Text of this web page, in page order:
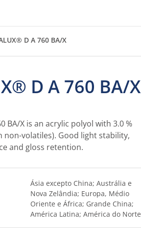
D A 760 BA/X
D A 760 BA/X
BA/X is an acrylic polyol with 3.0 %
non-volatiles). Good light stability,
and gloss retention.
Ásia excepto China; Austrália e
Nova Zelândia; Europa, Médio
Oriente e África; Grande China;
América Latina; América do Norte